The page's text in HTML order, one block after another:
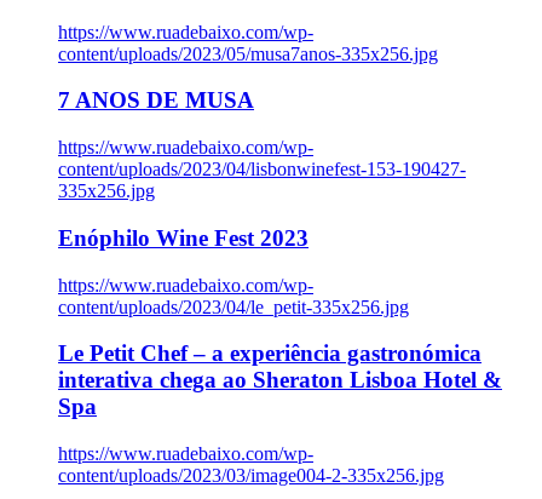
https://www.ruadebaixo.com/wp-
content/uploads/2023/05/musa7anos-335x256.jpg
7 ANOS DE MUSA
https://www.ruadebaixo.com/wp-
content/uploads/2023/04/lisbonwinefest-153-190427-
335x256.jpg
Enóphilo Wine Fest 2023
https://www.ruadebaixo.com/wp-
content/uploads/2023/04/le_petit-335x256.jpg
Le Petit Chef – a experiência gastronómica
interativa chega ao Sheraton Lisboa Hotel &
Spa
https://www.ruadebaixo.com/wp-
content/uploads/2023/03/image004-2-335x256.jpg